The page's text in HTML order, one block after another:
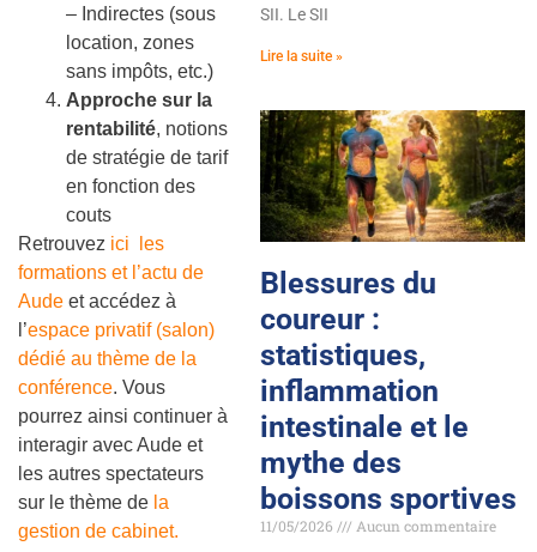
– Indirectes (sous
location, zones
sans impôts, etc.)
Approche sur la
rentabilité, notions
de stratégie de tarif
en fonction des
couts
Retrouvez ici les
formations et l’actu de
Aude et accédez à
l’espace privatif (salon)
dédié au thème de la
conférence. Vous
pourrez ainsi continuer à
interagir avec Aude et
les autres spectateurs
sur le thème de la
gestion de cabinet.
SII. Le SII
Lire la suite »
Blessures du
coureur :
statistiques,
inflammation
intestinale et le
mythe des
boissons sportives
11/05/2026
Aucun commentaire